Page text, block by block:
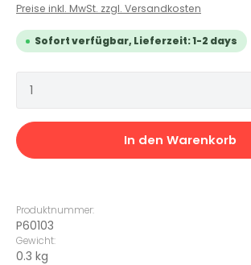
Preise inkl. MwSt. zzgl. Versandkosten
Sofort verfügbar, Lieferzeit: 1-2 days
Produkt Anzahl: Gib den
In den Warenkorb
Produktnummer:
P60103
Gewicht:
0.3 kg